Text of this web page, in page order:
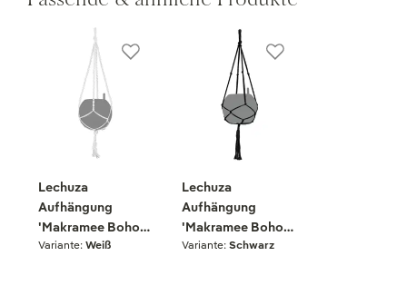
Lechuza
Aufhängung
'Makramee Boho
90' für Puro Color
Variante: Weiß
Lechuza
Aufhängung
'Makramee Boho
90' für Puro Color
Variante:Schwarz